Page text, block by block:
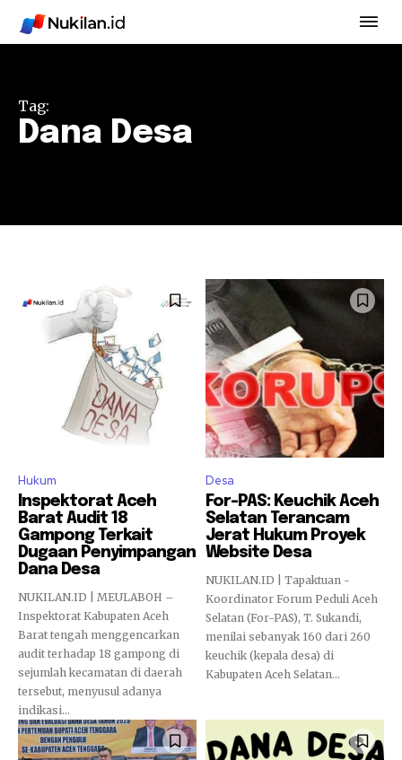
Tag:
Dana Desa
Hukum
Inspektorat Aceh
Barat Audit 18
Gampong Terkait
Dugaan Penyimpangan
Dana Desa
NUKILAN.ID | MEULABOH –
Inspektorat Kabupaten Aceh
Barat tengah menggencarkan
audit terhadap 18 gampong di
sejumlah kecamatan di daerah
tersebut, menyusul adanya
indikasi...
Desa
For-PAS: Keuchik Aceh
Selatan Terancam
Jerat Hukum Proyek
Website Desa
NUKILAN.ID | Tapaktuan -
Koordinator Forum Peduli Aceh
Selatan (For-PAS), T. Sukandi,
menilai sebanyak 160 dari 260
keuchik (kepala desa) di
Kabupaten Aceh Selatan...